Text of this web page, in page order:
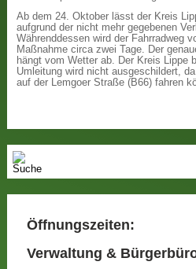
Ab dem 24. Oktober lässt der Kreis
aufgrund der nicht mehr gegebenen
Währenddessen wird der Fahrradweg
Maßnahme circa zwei Tage. Der
hängt vom Wetter ab. Der Kreis Lippe
Umleitung wird nicht ausgeschildert,
auf der Lemgoer Straße (B66) fahren
Öffnungszeiten:
Verwaltung &